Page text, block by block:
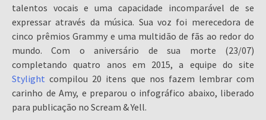
talentos vocais e uma capacidade incomparável de se
expressar através da música. Sua voz foi merecedora de
cinco prêmios Grammy e uma multidão de fãs ao redor do
mundo. Com o aniversário de sua morte (23/07)
completando quatro anos em 2015, a equipe do site
Stylight compilou 20 itens que nos fazem lembrar com
carinho de Amy, e preparou o infográfico abaixo, liberado
para publicação no Scream & Yell.